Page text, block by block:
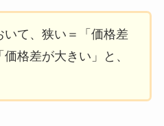
いて、狭い＝「価格差
格差が大きい」と、